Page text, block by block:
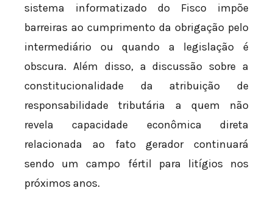
sistema informatizado do Fisco impõe
barreiras ao cumprimento da obrigação pelo
intermediário ou quando a legislação é
obscura. Além disso, a discussão sobre a
constitucionalidade da atribuição de
responsabilidade tributária a quem não
revela capacidade econômica direta
relacionada ao fato gerador continuará
sendo um campo fértil para litígios nos
próximos anos.